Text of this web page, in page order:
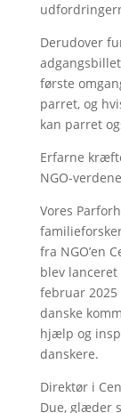
Derudover
første
parret, og
kan parret
Erfarne
NGO-
Vores
fra NGO’en
blev
februar 2025
danske
hjælp og
danskere.
Direktør i
Due, glæder